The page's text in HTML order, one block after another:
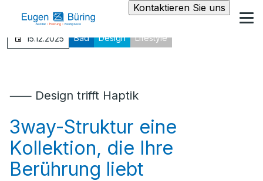
Kontaktieren Sie uns
15.12.2025 Bad Design Lifestyle
⸺ Design trifft Haptik
3way-Struktur eine
Kollektion, die Ihre
Berührung liebt